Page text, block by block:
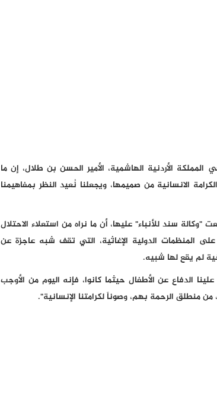
الأردنية الهاشمية، الأمير الحسن بن طلال، إن ما
الانسانية من صميمها، ويجعلنا نُعيد النظر بمفاهيمنا
سند للأنباء" عليها، أن ما نراه من استعلاء الاحتلال
المنظمات الدولية الإغاثية، التي تقف شبه عاجزة عن
لم يقع لها شبيه.
الدفاع عن الأطفال حيثما كانوا، فإنه اليوم من الأوجب
منطلق الرحمة بهم، وصوناً لكرامتنا الإنسانية".